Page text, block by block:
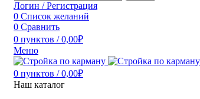
Логин / Регистрация
0 Список желаний
0 Сравнить
0 пунктов / 0,00₽
Меню
0 пунктов / 0,00₽
Наш каталог